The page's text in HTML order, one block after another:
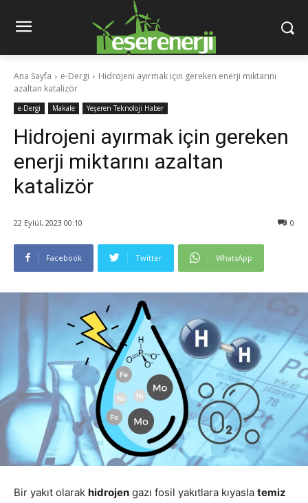
Ana Sayfa e-Dergi
Hidrojeni ayırmak için gereken enerji miktarını
azaltan katalizör
e-Dergi Makale Yeşeren Teknoloji Haber
Hidrojeni ayırmak için gereken
enerji miktarını azaltan
katalizör
22 Eylül, 2023 00:10 0
Facebook Twitter WhatsApp
Bir yakıt olarak hidrojen gazı fosil yakıtlara kıyasla temiz